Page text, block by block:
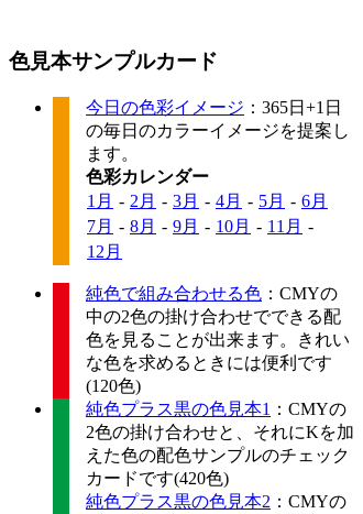
色見本サンプルカード
今日の色彩イメージ ：365日+1日
の毎日のカラーイメージを提案し
ます。
色彩カレンダー
1月 - 2月 - 3月 - 4月 - 5月 - 6月
7月 - 8月 - 9月 - 10月 - 11月 -
12月
純色で組み合わせる色 ：CMYの
中の2色の掛け合わせでできる配
色を見ることが出来ます。きれい
な色を求めるときには便利です
(120色)
純色プラス黒の色見本1 ：CMYの
2色の掛け合わせと、それにKを加
えた色の配色サンプルのチェック
カードです(420色)
純色プラス黒の色見本2 ：CMYの